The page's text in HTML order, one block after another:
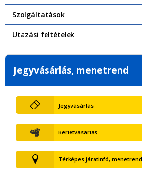
Szolgáltatások
Utazási feltételek
Jegyvásárlás, menetrend
Jegyvásárlás
Bérletvásárlás
Térképes járatinfó, menetrend